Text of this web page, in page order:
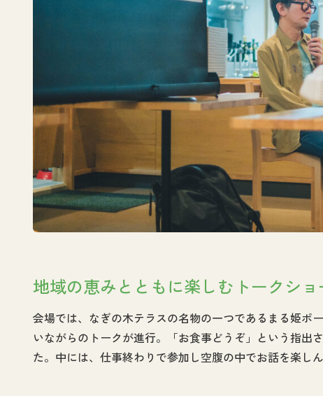
地域の恵みとともに楽しむトークショ
会場では、なぎの木テラスの名物の一つであるまる姫ポ
いながらのトークが進行。「お食事どうぞ」という指出
た。中には、仕事終わりで参加し空腹の中でお話を楽し